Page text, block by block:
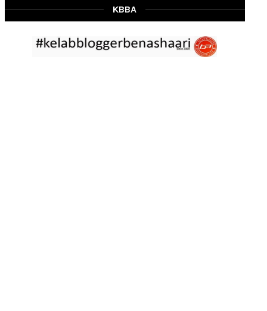
RESIPI BAMIA KAMBING
Assalammualaikum, salam Ahad semua. Dah beberapa hari cuaca
asyik hujan saja di... read more
KBBA